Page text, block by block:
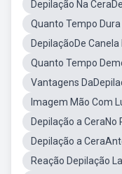
Depilação Na
Quanto Tempo
DepilaçãoDe Canela
Quanto Tempo
Vantagens
Imagem Mão Com
Depilação a CeraNo
Depilação a
Reação Depilação